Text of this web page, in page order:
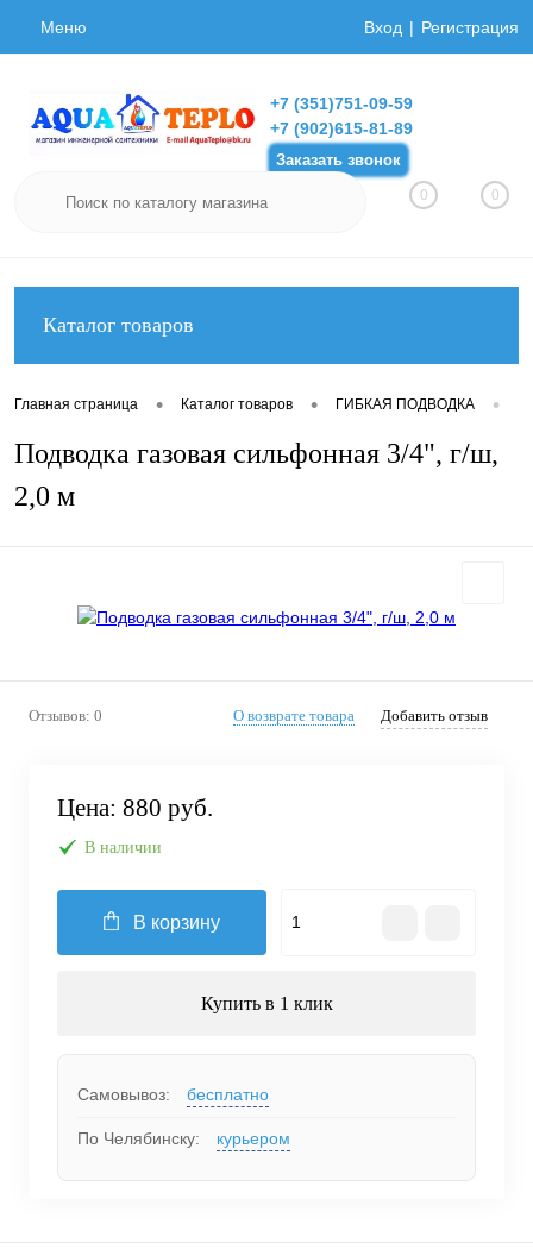
Меню Вход Регистрация
+7 (351)751-09-59
+7 (902)615-81-89
Заказать звонок
0 0
Каталог товаров
Главная страница • Каталог товаров • ГИБКАЯ ПОДВОДКА •
Подводка газовая сильфонная 3/4", г/ш,
2,0 м
Отзывов: 0 О возврате товара Добавить отзыв
Цена: 880 руб.
В наличии
В корзину
Купить в 1 клик
Самовывоз: бесплатно
По Челябинску: курьером